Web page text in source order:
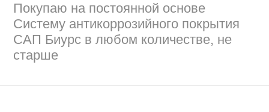
Покупаю на постоянной основе
Систему антикоррозийного покрытия
САП Биурс в любом количестве, не
старше